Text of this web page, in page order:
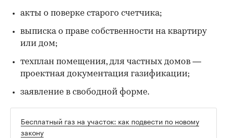
акты о поверке старого счетчика;
выписка о праве собственности на квартиру
или дом;
техплан помещения, для частных домов —
проектная документация газификации;
заявление в свободной форме.
Бесплатный газ на участок: как подвести по новому
закону